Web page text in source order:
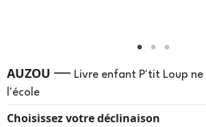
AUZOU — Livre enfant P'tit Loup
l'école
Choisissez votre déclinaison